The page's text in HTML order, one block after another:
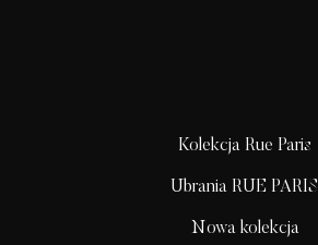
Kolekcja Rue Paris
Ubrania RUE PARIS
Nowa kolekcja